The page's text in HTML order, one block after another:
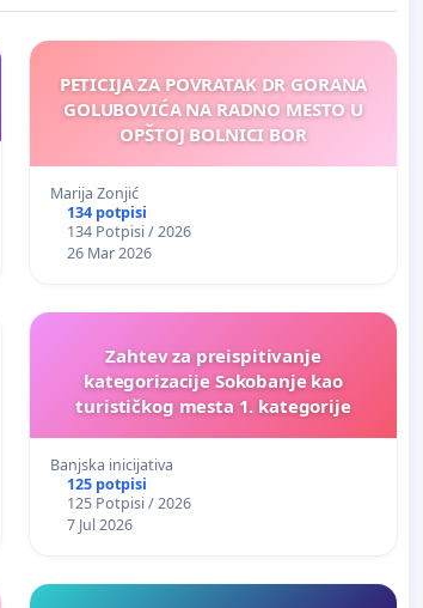
PETICIJA ZA POVRATAK DR GORANA
GOLUBOVIĆA NA RADNO MESTO U
OPŠTOJ BOLNICI BOR
Marija Zonjić
134 potpisi
134 Potpisi / 2026
26 Mar 2026
Zahtev za preispitivanje
kategorizacije Sokobanje kao
turističkog mesta 1. kategorije
Banjska inicijativa
125 potpisi
125 Potpisi / 2026
7 Jul 2026